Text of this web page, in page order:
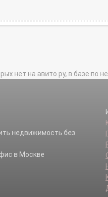
нет на авито.ру, в базе по
недвижимость без
в Москве